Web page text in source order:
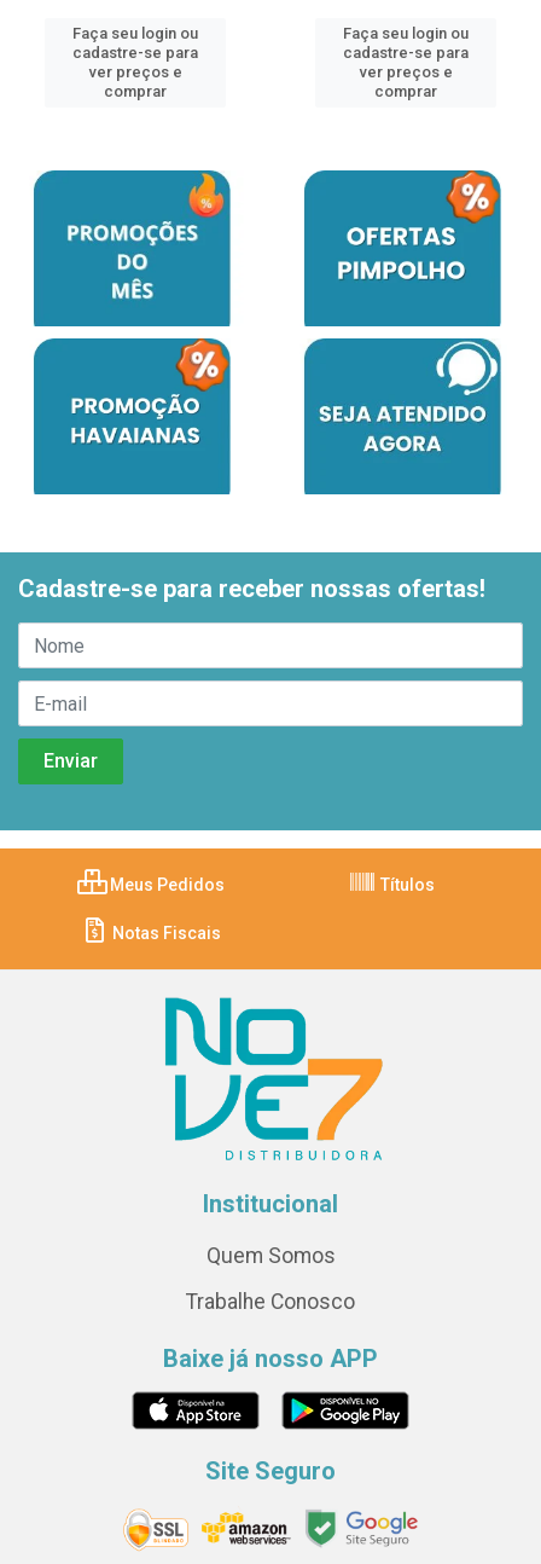
Faça seu login ou
cadastre-se para
ver preços e
comprar
Faça seu login ou
cadastre-se para
ver preços e
comprar
Cadastre-se para receber nossas ofertas!
Meus Pedidos Títulos
Notas Fiscais
Institucional
Quem Somos
Trabalhe Conosco
Baixe já nosso APP
Site Seguro